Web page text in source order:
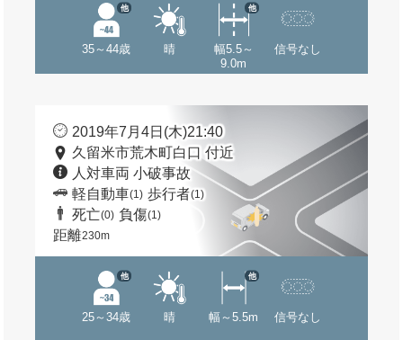
35～44歳
他
晴
幅5.5～
9.0m
他
信号なし
2019年7月4日(木)21:40
久留米市荒木町白口 付近
人対車両 小破事故
軽自動車(1) 歩行者(1)
死亡(0) 負傷(1)
距離230m
25～34歳
他
晴 幅～5.5m
他
信号なし